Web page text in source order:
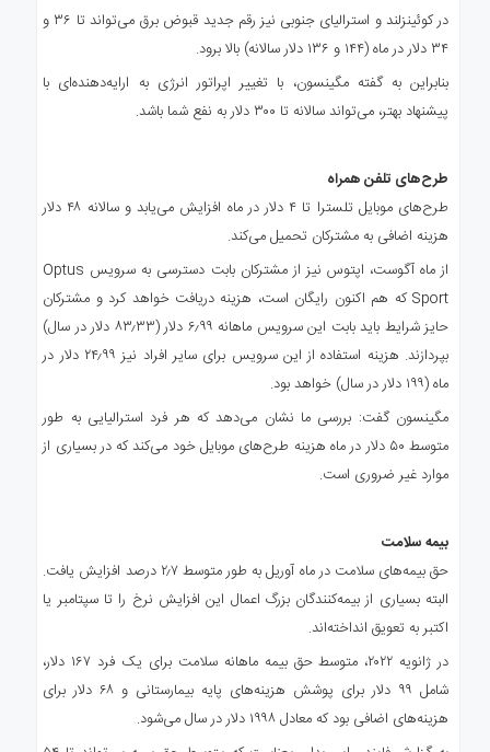
در کوئینزلند و استرالیای جنوبی نیز رقم جدید قبوض برق می‌تواند تا ۳۶ و
۳۴ دلار در ماه (۱۴۴ و ۱۳۶ دلار سالانه) بالا برود.
بنابراین به گفته مگینسون، با تغییر اپراتور انرژی به ارایه‌دهنده‌ای با
پیشنهاد بهتر، می‌تواند سالانه تا ۳۰۰ دلار به نفع شما باشد.
طرح‌های تلفن همراه
طرح‌های موبایل تلسترا تا ۴ دلار در ماه افزایش می‌یابد و سالانه ۴۸ دلار
هزینه اضافی به مشترکان تحمیل می‌کند.
از ماه آگوست، اپتوس نیز از مشترکان بابت دسترسی به سرویس Optus
Sport که هم اکنون رایگان است، هزینه دریافت خواهد کرد و مشترکان
حایز شرایط باید بابت این سرویس ماهانه ۶٫۹۹ دلار (۸۳٫۳۳ دلار در سال)
بپردازند. هزینه استفاده از این سرویس برای سایر افراد نیز ۲۴٫۹۹ دلار در
ماه (۱۹۹ دلار در سال) خواهد بود.
مگینسون گفت: بررسی ما نشان می‌دهد که هر فرد استرالیایی به طور
متوسط ۵۰ دلار در ماه هزینه طرح‌های موبایل خود می‌کند که در بسیاری از
موارد غیر ضروری است.
بیمه سلامت
حق بیمه‌های سلامت در ماه آوریل به طور متوسط ۲٫۷ درصد افزایش یافت.
البته بسیاری از بیمه‌کنندگان بزرگ اعمال این افزایش نرخ را تا سپتامبر یا
اکتبر به تعویق انداخته‌اند.
در ژانویه ۲۰۲۲، متوسط حق بیمه ماهانه سلامت برای یک فرد ۱۶۷ دلار،
شامل ۹۹ دلار برای پوشش هزینه‌های پایه بیمارستانی و ۶۸ دلار برای
هزینه‌های اضافی بود که معادل ۱۹۹۸ دلار در سال می‌شود.